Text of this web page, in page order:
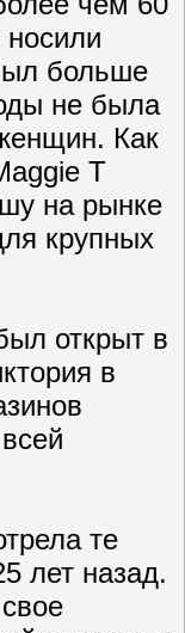
больше
не была
Как
T
на рынке
крупных
открыт в
в
те
лет назад.